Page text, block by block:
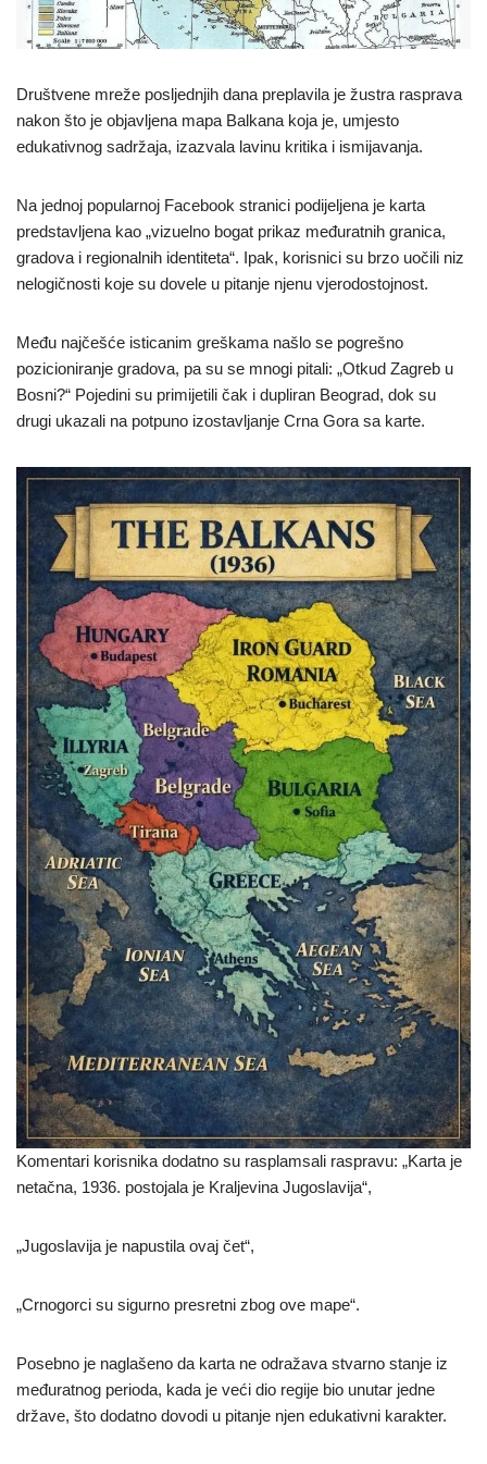
Društvene mreže posljednjih dana preplavila je žustra rasprava
nakon što je objavljena mapa Balkana koja je, umjesto
edukativnog sadržaja, izazvala lavinu kritika i ismijavanja.
Na jednoj popularnoj Facebook stranici podijeljena je karta
predstavljena kao „vizuelno bogat prikaz međuratnih granica,
gradova i regionalnih identiteta“. Ipak, korisnici su brzo uočili niz
nelogičnosti koje su dovele u pitanje njenu vjerodostojnost.
Među najčešće isticanim greškama našlo se pogrešno
pozicioniranje gradova, pa su se mnogi pitali: „Otkud Zagreb u
Bosni?“ Pojedini su primijetili čak i dupliran Beograd, dok su
drugi ukazali na potpuno izostavljanje Crna Gora sa karte.
Komentari korisnika dodatno su rasplamsali raspravu: „Karta je
netačna, 1936. postojala je Kraljevina Jugoslavija“,
„Jugoslavija je napustila ovaj čet“,
„Crnogorci su sigurno presretni zbog ove mape“.
Posebno je naglašeno da karta ne odražava stvarno stanje iz
međuratnog perioda, kada je veći dio regije bio unutar jedne
države, što dodatno dovodi u pitanje njen edukativni karakter.